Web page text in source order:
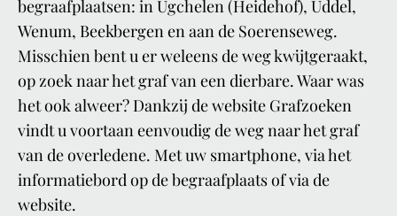
begraafplaatsen: in Ugchelen (Heidehof), Uddel,
Wenum, Beekbergen en aan de Soerenseweg.
Misschien bent u er weleens de weg kwijtgeraakt,
op zoek naar het graf van een dierbare. Waar was
het ook alweer? Dankzij de website Grafzoeken
vindt u voortaan eenvoudig de weg naar het graf
van de overledene. Met uw smartphone, via het
informatiebord op de begraafplaats of via de
website.